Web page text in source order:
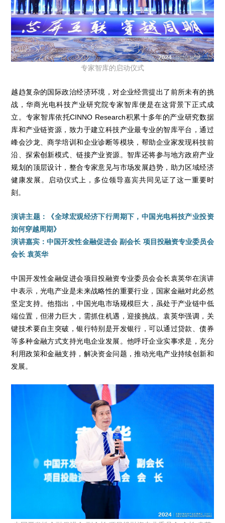
专家智库的启动仪式
越趋复杂的国际政治经济环境，对企业经营提出了前所未有的挑
战，华商光电科技产业研究院专家智库便是在这背景下正式成
立。专家智库依托CINNO Research积累十多年的产业研究数据
库和产业链资源，致力于建立科技产业最专业的智库平台，通过
峰会沙龙、商学培训和企业诊断等模块，帮助企业家发现科技前
沿、探索创新模式、链接产业资源。智库还将参与地方政府产业
规划的顶层设计，整合专家意见与市场发展趋势，助力区域经济
健康发展。启动仪式上，多位领导嘉宾共同见证了这一重要时
刻。
演讲主题：《全球宏观经济下行周期下，中国光电科技产业投资
如何穿越周期》
演讲嘉宾：中国开发性金融促进会 副会长 项目投融资专业委员会
会长 袁英华
中国开发性金融促进会项目投融资专业委员会会长袁英华在演讲
中表示，光电产业是未来战略性的重要行业，国家金融对此必然
坚定支持。他指出，中国光电市场规模巨大，虽处于产业链中低
端位置，但潜力巨大，需抓住机遇，迎接挑战。袁英华强调，关
键技术要自主突破，银行特别是开发银行，可以通过贷款、债券
等多种金融方式支持光电企业发展。他呼吁企业实事求是，充分
利用政策和金融支持，解决资金问题，推动光电产业持续创新和
发展。